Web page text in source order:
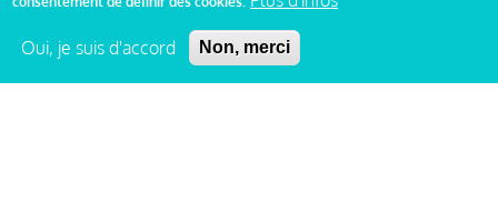
Oui, je suis d'accord Non, merci